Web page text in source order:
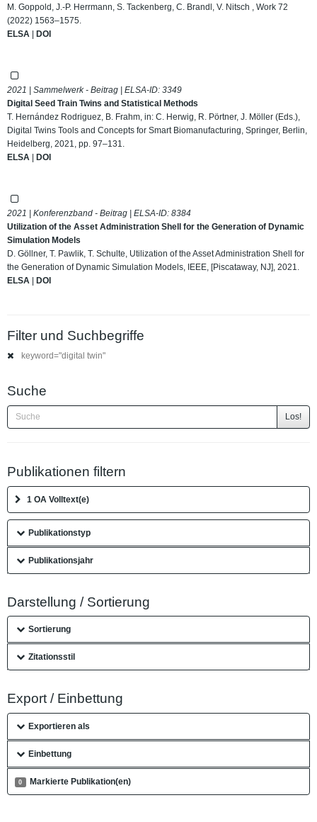
M. Goppold, J.-P. Herrmann, S. Tackenberg, C. Brandl, V. Nitsch , Work 72
(2022) 1563–1575.
ELSA | DOI
2021 | Sammelwerk - Beitrag | ELSA-ID: 3349
Digital Seed Train Twins and Statistical Methods
T. Hernández Rodriguez, B. Frahm, in: C. Herwig, R. Pörtner, J. Möller (Eds.),
Digital Twins Tools and Concepts for Smart Biomanufacturing, Springer, Berlin,
Heidelberg, 2021, pp. 97–131.
ELSA | DOI
2021 | Konferenzband - Beitrag | ELSA-ID: 8384
Utilization of the Asset Administration Shell for the Generation of Dynamic
Simulation Models
D. Göllner, T. Pawlik, T. Schulte, Utilization of the Asset Administration Shell for
the Generation of Dynamic Simulation Models, IEEE, [Piscataway, NJ], 2021.
ELSA | DOI
Filter und Suchbegriffe
keyword="digital twin"
Suche
Los!
Publikationen filtern
1 OA Volltext(e)
Publikationstyp
Publikationsjahr
Darstellung / Sortierung
Sortierung
Zitationsstil
Export / Einbettung
Exportieren als
Einbettung
0 Markierte Publikation(en)